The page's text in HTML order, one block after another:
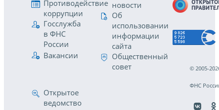
Противодействие
коррупции
Госслужба
в ФНС
России
Вакансии
новости
Об
использовании
информации
сайта
Общественный
совет
Открытое
ведомство
© 2005-
ФНС